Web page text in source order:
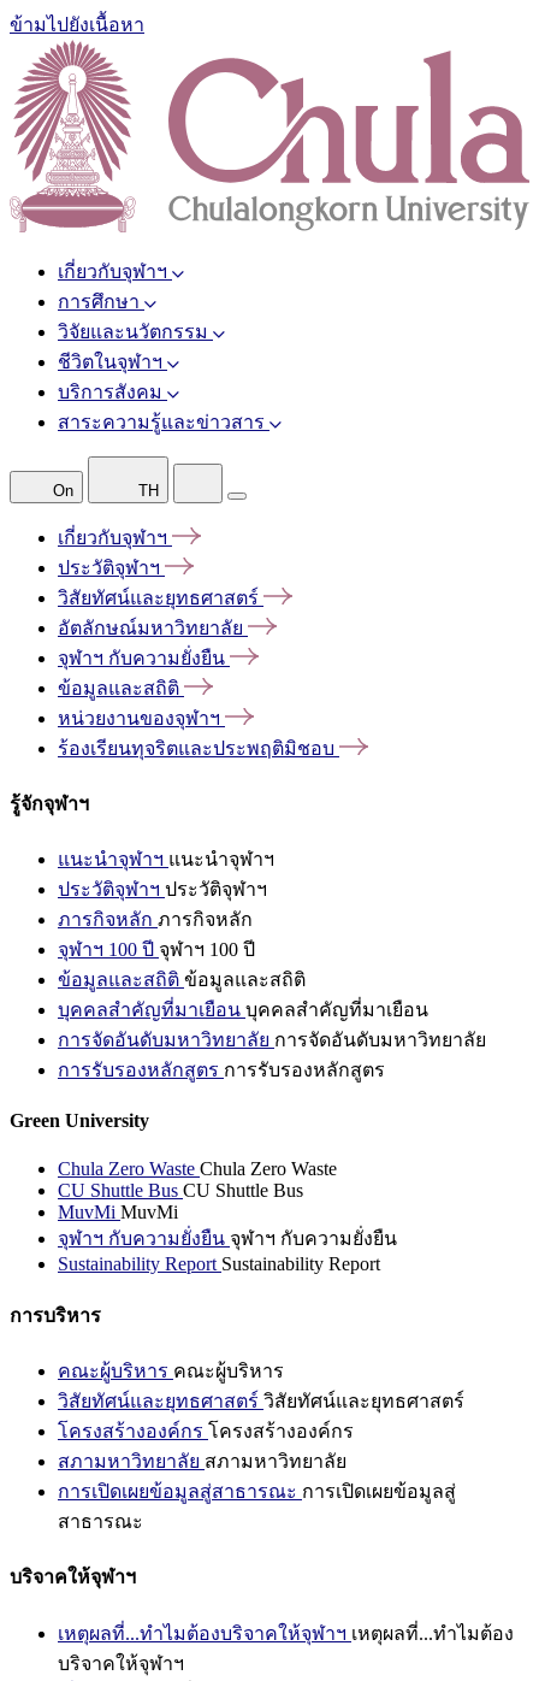
ข้ามไปยังเนื้อหา
เกี่ยวกับจุฬาฯ
การศึกษา
วิจัยและนวัตกรรม
ชีวิตในจุฬาฯ
บริการสังคม
สาระความรู้และข่าวสาร
On TH
เกี่ยวกับจุฬาฯ
ประวัติจุฬาฯ
วิสัยทัศน์และยุทธศาสตร์
อัตลักษณ์มหาวิทยาลัย
จุฬาฯ กับความยั่งยืน
ข้อมูลและสถิติ
หน่วยงานของจุฬาฯ
ร้องเรียนทุจริตและประพฤติมิชอบ
รู้จักจุฬาฯ
แนะนำจุฬาฯ แนะนำจุฬาฯ
ประวัติจุฬาฯ ประวัติจุฬาฯ
ภารกิจหลัก ภารกิจหลัก
จุฬาฯ 100 ปี จุฬาฯ 100 ปี
ข้อมูลและสถิติ ข้อมูลและสถิติ
บุคคลสำคัญที่มาเยือน บุคคลสำคัญที่มาเยือน
การจัดอันดับมหาวิทยาลัย การจัดอันดับมหาวิทยาลัย
การรับรองหลักสูตร การรับรองหลักสูตร
Green University
Chula Zero Waste Chula Zero Waste
CU Shuttle Bus CU Shuttle Bus
MuvMi MuvMi
จุฬาฯ กับความยั่งยืน จุฬาฯ กับความยั่งยืน
Sustainability Report Sustainability Report
การบริหาร
คณะผู้บริหาร คณะผู้บริหาร
วิสัยทัศน์และยุทธศาสตร์ วิสัยทัศน์และยุทธศาสตร์
โครงสร้างองค์กร โครงสร้างองค์กร
สภามหาวิทยาลัย สภามหาวิทยาลัย
การเปิดเผยข้อมูลสู่สาธารณะ การเปิดเผยข้อมูลสู่
สาธารณะ
บริจาคให้จุฬาฯ
เหตุผลที่...ทำไมต้องบริจาคให้จุฬาฯ เหตุผลที่...ทำไมต้อง
บริจาคให้จุฬาฯ